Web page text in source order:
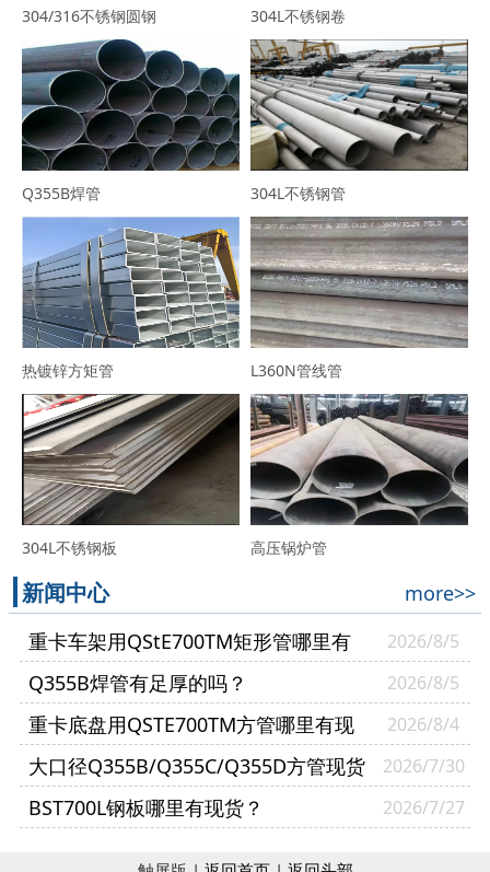
304/316不锈钢圆钢 304L不锈钢卷
Q355B焊管 304L不锈钢管
热镀锌方矩管 L360N管线管
304L不锈钢板 高压锅炉管
新闻中心
more>>
重卡车架用QStE700TM矩形管哪里有
现货？
2026/8/5
Q355B焊管有足厚的吗？ 2026/8/5
重卡底盘用QSTE700TM方管哪里有现
货？
2026/8/4
大口径Q355B/Q355C/Q355D方管现货
多少钱一吨？
2026/7/30
BST700L钢板哪里有现货？ 2026/7/27